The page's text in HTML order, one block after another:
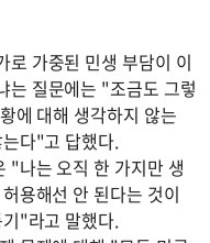
로 가중된 민생 부담이 이
는 질문에는 "조금도 그렇
에 대해 생각하지 않는
다"고 답했다.
"나는 오직 한 가지만 생
용해선 안 된다는 것이
"라고 말했다.